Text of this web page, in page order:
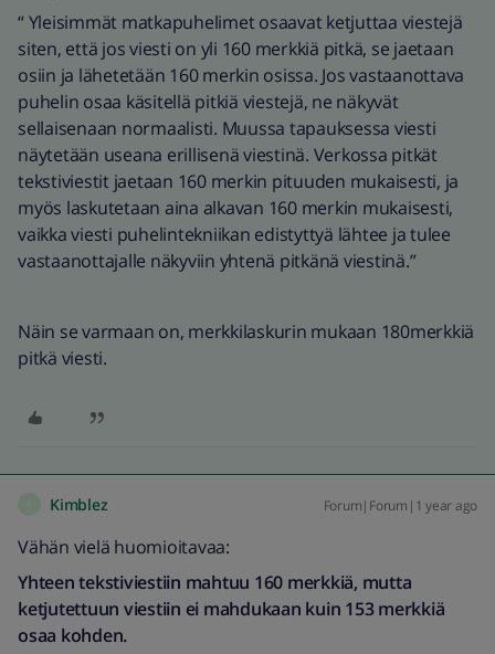
“ Yleisimmät matkapuhelimet osaavat ketjuttaa viestejä
siten, että jos viesti on yli 160 merkkiä pitkä, se jaetaan
osiin ja lähetetään 160 merkin osissa. Jos vastaanottava
puhelin osaa käsitellä pitkiä viestejä, ne näkyvät
sellaisenaan normaalisti. Muussa tapauksessa viesti
näytetään useana erillisenä viestinä. Verkossa pitkät
tekstiviestit jaetaan 160 merkin pituuden mukaisesti, ja
myös laskutetaan aina alkavan 160 merkin mukaisesti,
vaikka viesti puhelintekniikan edistyttyä lähtee ja tulee
vastaanottajalle näkyviin yhtenä pitkänä viestinä.”
Näin se varmaan on, merkkilaskurin mukaan 180merkkiä
pitkä viesti.
Kimblez Forum|Forum|1 year ago
Vähän vielä huomioitavaa:
Yhteen tekstiviestiin mahtuu 160 merkkiä, mutta
ketjutettuun viestiin ei mahdukaan kuin 153 merkkiä
osaa kohden.